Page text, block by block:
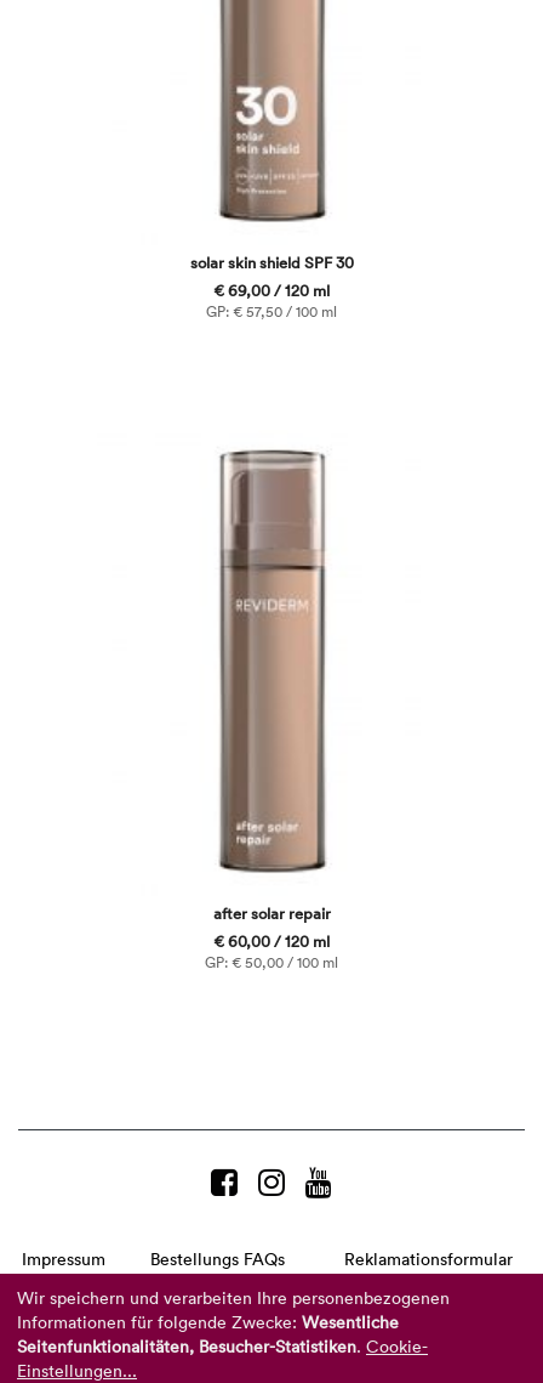
solar skin shield SPF 30
€ 69,00 / 120 ml
GP: € 57,50 / 100 ml
after solar repair
€ 60,00 / 120 ml
GP: € 50,00 / 100 ml
Impressum Bestellungs FAQs
Reklamationsformular
AGB
Datenschutzerklärung
Barrierefreiheitserklärung
Telefon:+49 8104 8873-310
(Mo-Do: 9-16 Uhr und Fr: 9-14 Uhr)
Wir speichern und verarbeiten Ihre personenbezogenen
Informationen für folgende Zwecke: Wesentliche
Seitenfunktionalitäten, Besucher-Statistiken. Cookie-
Einstellungen...